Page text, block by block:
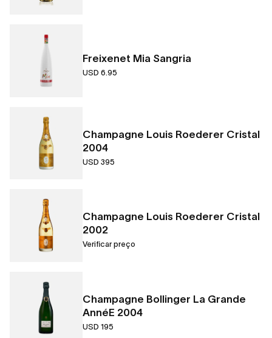
Freixenet Mia Sangria
USD 6.95
Champagne Louis Roederer Cristal
2004
USD 395
Champagne Louis Roederer Cristal
2002
Verificar preço
Champagne Bollinger La Grande
AnnéE 2004
USD 195